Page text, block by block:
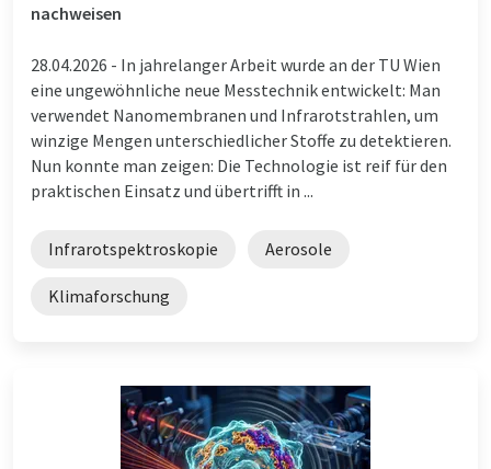
nachweisen
28.04.2026 - In jahrelanger Arbeit wurde an der TU Wien
eine ungewöhnliche neue Messtechnik entwickelt: Man
verwendet Nanomembranen und Infrarotstrahlen, um
winzige Mengen unterschiedlicher Stoffe zu detektieren.
Nun konnte man zeigen: Die Technologie ist reif für den
praktischen Einsatz und übertrifft in ...
Infrarotspektroskopie Aerosole
Klimaforschung